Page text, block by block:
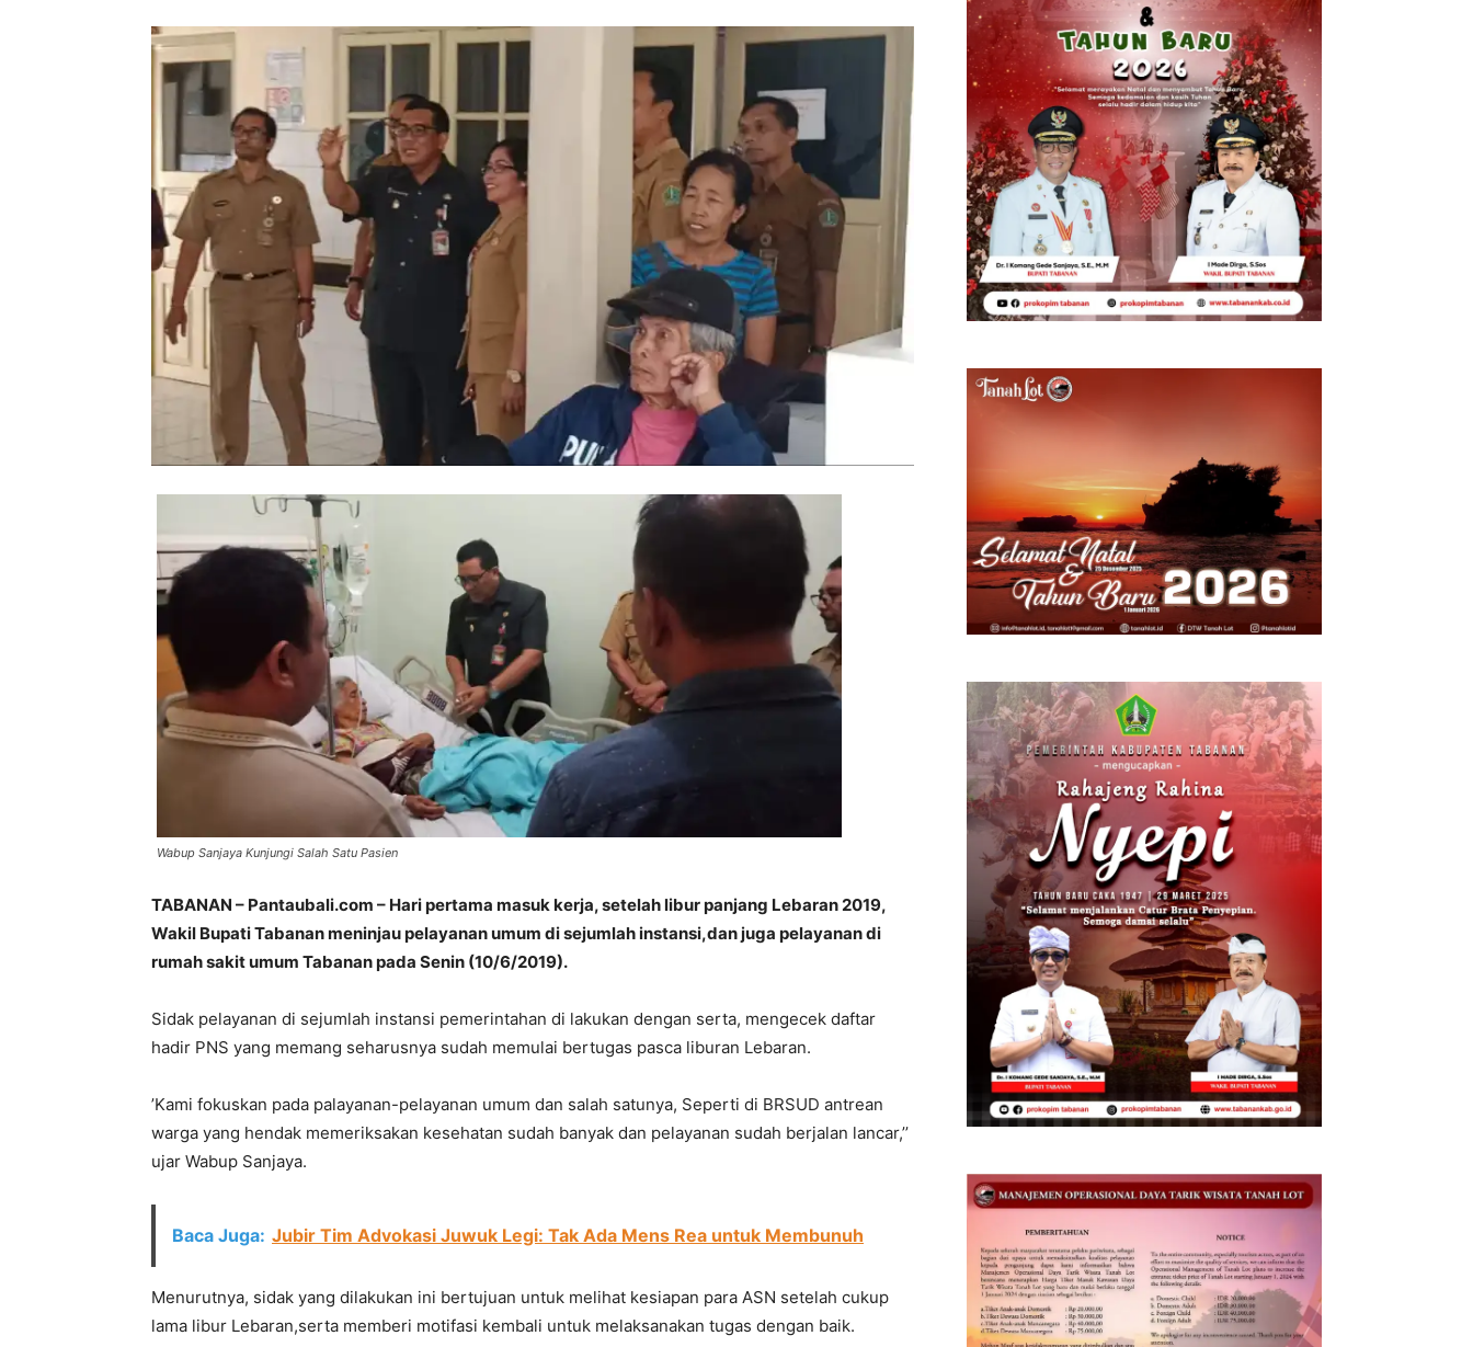
Wabup Sanjaya Kunjungi Salah Satu Pasien
TABANAN – Pantaubali.com – Hari pertama masuk kerja, setelah libur panjang Lebaran 2019,
Wakil Bupati Tabanan meninjau pelayanan umum di sejumlah instansi,dan juga pelayanan di
rumah sakit umum Tabanan pada Senin (10/6/2019).
Sidak pelayanan di sejumlah instansi pemerintahan di lakukan dengan serta, mengecek daftar
hadir PNS yang memang seharusnya sudah memulai bertugas pasca liburan Lebaran.
’Kami fokuskan pada palayanan-pelayanan umum dan salah satunya, Seperti di BRSUD antrean
warga yang hendak memeriksakan kesehatan sudah banyak dan pelayanan sudah berjalan lancar,’’
ujar Wabup Sanjaya.
Baca Juga: Jubir Tim Advokasi Juwuk Legi: Tak Ada Mens Rea untuk Membunuh
Menurutnya, sidak yang dilakukan ini bertujuan untuk melihat kesiapan para ASN setelah cukup
lama libur Lebaran,serta memberi motifasi kembali untuk melaksanakan tugas dengan baik.